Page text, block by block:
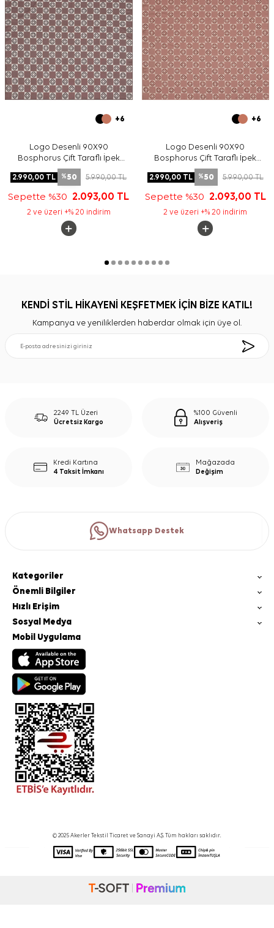
+6
Logo Desenli 90X90
Bosphorus Çift Taraflı İpek
Twill Eşarp
2.990,00 TL %50 5.990,00TL
Sepette %30 2.093,00 TL
2 ve üzeri +% 20 indirim
+6
Logo Desenli 90X90
Bosphorus Çift Taraflı İpek
Twill Eşarp
2.990,00TL %50 5.990,00TL
Sepette %30 2.093,00 TL
2 ve üzeri +% 20 indirim
KENDİ STİL HİKAYENİ KEŞFETMEK İÇİN BİZE KATIL!
Kampanya ve yeniliklerden haberdar olmak için üye ol.
2249 TL Üzeri
Ücretsiz Kargo
%100 Güvenli
Alışveriş
Kredi Kartına
4 Taksit İmkanı
Mağazada
Değişim
Whatsapp Destek
Kategoriler
Önemli Bilgiler
Hızlı Erişim
Sosyal Medya
Mobil Uygulama
© 2025 Akerler Tekstil Ticaret ve Sanayi A.Ş. Tüm hakları saklıdır.